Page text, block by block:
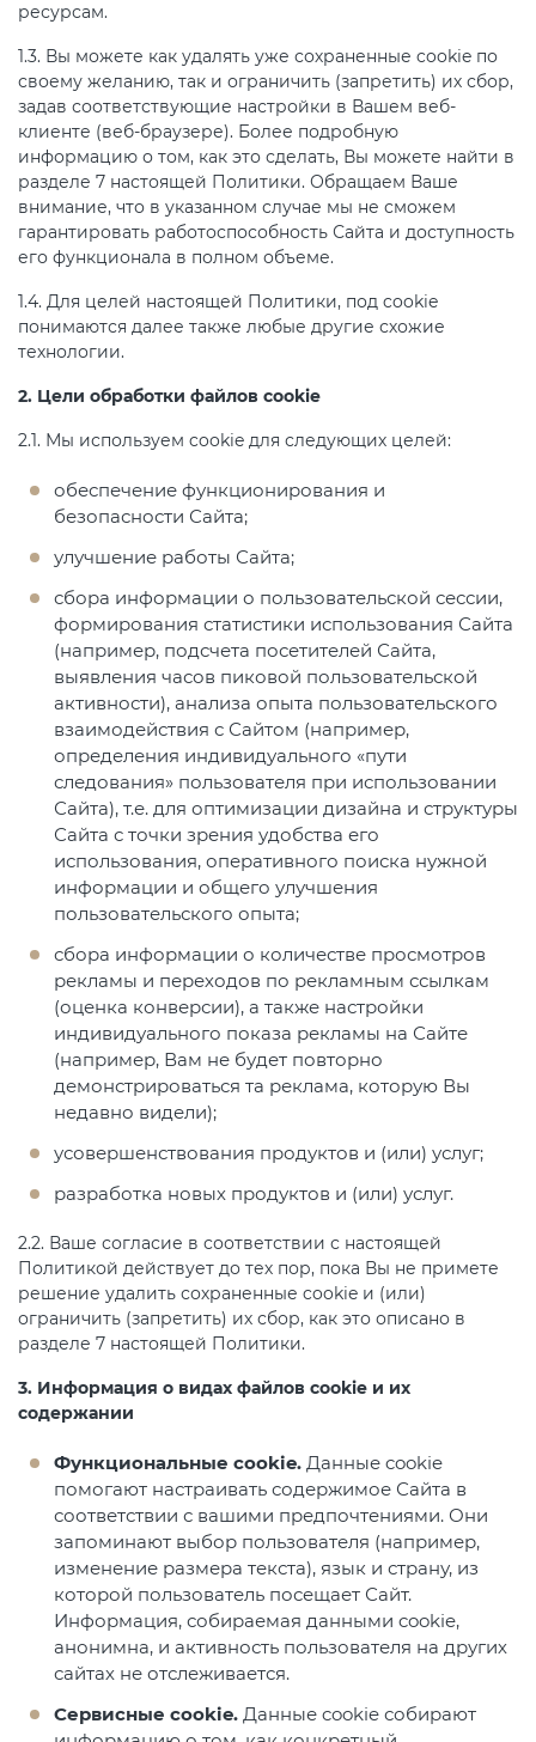
ресурсам.
1.3. Вы можете как удалять уже сохраненные cookie по
своему желанию, так и ограничить (запретить) их сбор,
задав соответствующие настройки в Вашем веб-
клиенте (веб-браузере). Более подробную
информацию о том, как это сделать, Вы можете найти в
разделе 7 настоящей Политики. Обращаем Ваше
внимание, что в указанном случае мы не сможем
гарантировать работоспособность Сайта и доступность
его функционала в полном объеме.
1.4. Для целей настоящей Политики, под cookie
понимаются далее также любые другие схожие
технологии.
2. Цели обработки файлов cookie
2.1. Мы используем cookie для следующих целей:
обеспечение функционирования и
безопасности Сайта;
улучшение работы Сайта;
сбора информации о пользовательской сессии,
формирования статистики использования Сайта
(например, подсчета посетителей Сайта,
выявления часов пиковой пользовательской
активности), анализа опыта пользовательского
взаимодействия с Сайтом (например,
определения индивидуального «пути
следования» пользователя при использовании
Сайта), т.е. для оптимизации дизайна и структуры
Сайта с точки зрения удобства его
использования, оперативного поиска нужной
информации и общего улучшения
пользовательского опыта;
сбора информации о количестве просмотров
рекламы и переходов по рекламным ссылкам
(оценка конверсии), а также настройки
индивидуального показа рекламы на Сайте
(например, Вам не будет повторно
демонстрироваться та реклама, которую Вы
недавно видели);
усовершенствования продуктов и (или) услуг;
разработка новых продуктов и (или) услуг.
2.2. Ваше согласие в соответствии с настоящей
Политикой действует до тех пор, пока Вы не примете
решение удалить сохраненные cookie и (или)
ограничить (запретить) их сбор, как это описано в
разделе 7 настоящей Политики.
3. Информация о видах файлов cookie и их
содержании
Функциональные cookie. Данные cookie
помогают настраивать содержимое Сайта в
соответствии с вашими предпочтениями. Они
запоминают выбор пользователя (например,
изменение размера текста), язык и страну, из
которой пользователь посещает Сайт.
Информация, собираемая данными cookie,
анонимна, и активность пользователя на других
сайтах не отслеживается.
Сервисные cookie. Данные cookie собирают